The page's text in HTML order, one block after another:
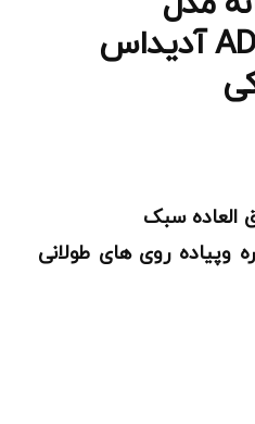
ADIDAS_CAMPUS آدیداس
وپیاده روی های طولانی